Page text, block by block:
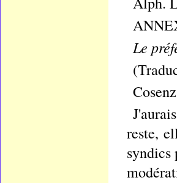
Le
reste,
syndics